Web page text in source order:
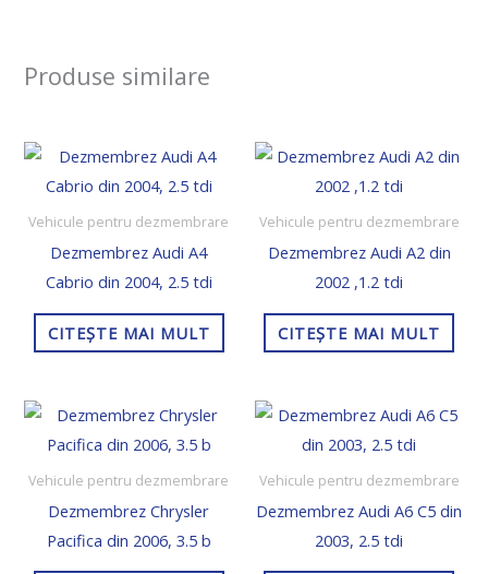
Produse similare
Vehicule pentru dezmembrare
Dezmembrez Audi A4
Cabrio din 2004, 2.5 tdi
CITEȘTE MAI MULT
Vehicule pentru dezmembrare
Dezmembrez Audi A2 din
2002 ,1.2 tdi
CITEȘTE MAI MULT
Vehicule pentru dezmembrare
Dezmembrez Chrysler
Pacifica din 2006, 3.5 b
Vehicule pentru dezmembrare
Dezmembrez Audi A6 C5 din
2003, 2.5 tdi